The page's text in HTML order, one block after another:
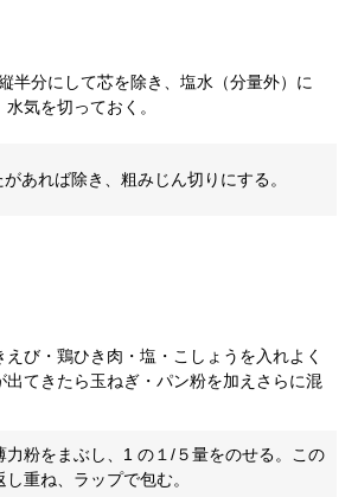
半分にして芯を除き、塩水（分量外）に
気を切っておく。
あれば除き、粗みじん切りにする。
えび・鶏ひき肉・塩・こしょうを入れよく
出てきたら玉ねぎ・パン粉を加えさらに混
力粉をまぶし、1 の１/５量をのせる。この
重ね、ラップで包む。